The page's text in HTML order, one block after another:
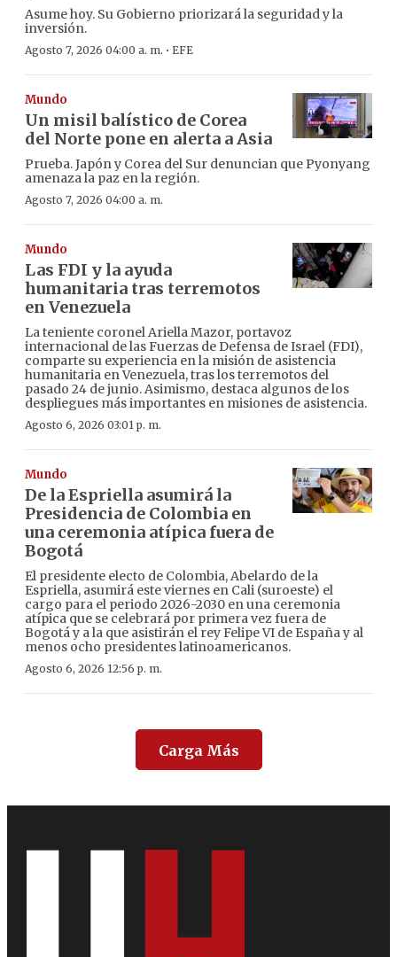
Asume hoy. Su Gobierno priorizará la seguridad y la
inversión.
Agosto 7, 2026 04:00 a. m. · EFE
Mundo
Un misil balístico de Corea
del Norte pone en alerta a Asia
Prueba. Japón y Corea del Sur denuncian que Pyonyang
amenaza la paz en la región.
Agosto 7, 2026 04:00 a. m.
Mundo
Las FDI y la ayuda
humanitaria tras terremotos
en Venezuela
La teniente coronel Ariella Mazor, portavoz
internacional de las Fuerzas de Defensa de Israel (FDI),
comparte su experiencia en la misión de asistencia
humanitaria en Venezuela, tras los terremotos del
pasado 24 de junio. Asimismo, destaca algunos de los
despliegues más importantes en misiones de asistencia.
Agosto 6, 2026 03:01 p. m.
Mundo
De la Espriella asumirá la
Presidencia de Colombia en
una ceremonia atípica fuera de
Bogotá
El presidente electo de Colombia, Abelardo de la
Espriella, asumirá este viernes en Cali (suroeste) el
cargo para el periodo 2026-2030 en una ceremonia
atípica que se celebrará por primera vez fuera de
Bogotá y a la que asistirán el rey Felipe VI de España y al
menos ocho presidentes latinoamericanos.
Agosto 6, 2026 12:56 p. m.
Carga Más